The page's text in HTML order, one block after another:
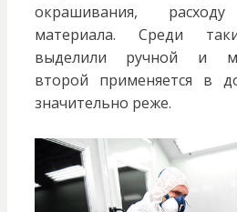
окрашивания, расходу
материала. Среди
выделили ручной и
второй применяется в
значительно реже.